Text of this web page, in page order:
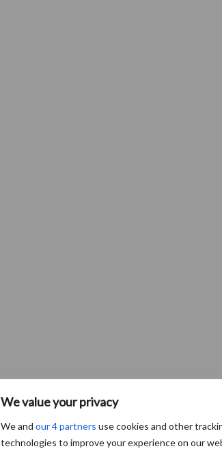
We value your privacy
We and our 4 partners use cookies and other
technologies to improve your experience on our